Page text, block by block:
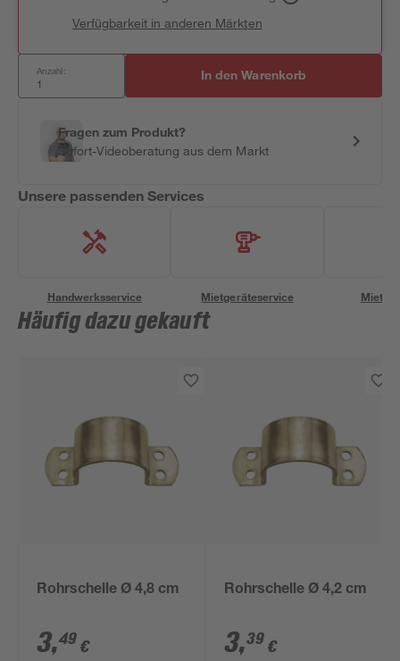
Verfügbarkeit in anderen Märkten
Anzahl: In den Warenkorb
Fragen zum Produkt?
Sofort-Videoberatung aus dem Markt
Unsere passenden Services
Handwerksservice Mietgeräteservice
Häufig dazu gekauft
Rohrschelle Ø 4,8 cm
3,49 €
Rohrschelle Ø 4,2 cm
3,39 €